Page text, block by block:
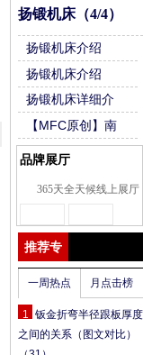
扬锻机床（4/4）
扬锻机床介绍
（3/4）
扬锻机床介绍
（2/4）
扬锻机床详细介
绍（1/4）
【MFC原创】南
通佩晨：成为金
属三维切割行业
平台企业
品牌展厅
365天全天候线上展厅
推荐专
题
一周热点 月点击榜
1
钣金折弯半径跟板厚度
之间的关系（图文对比）